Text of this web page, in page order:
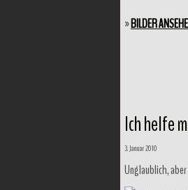
»BILDER
Ich helfe
3. Januar 2010
Unglaublich,